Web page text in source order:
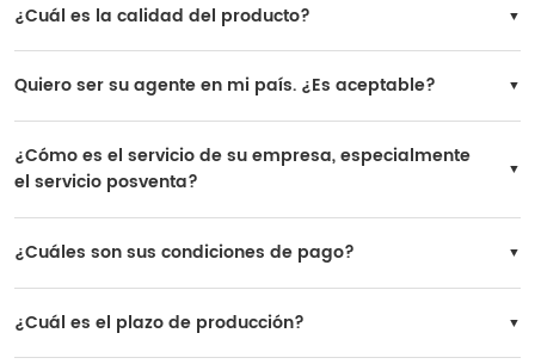
¿Cuál es la calidad del producto?
Quiero ser su agente en mi país. ¿Es aceptable?
¿Cómo es el servicio de su empresa, especialmente
el servicio posventa?
mercados locales.
¿Cuáles son sus condiciones de pago?
¿Cuál es el plazo de producción?